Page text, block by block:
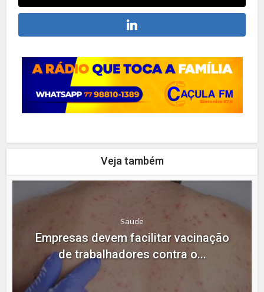
Veja também
Saude
Empresas devem facilitar vacinação
de trabalhadores contra o...